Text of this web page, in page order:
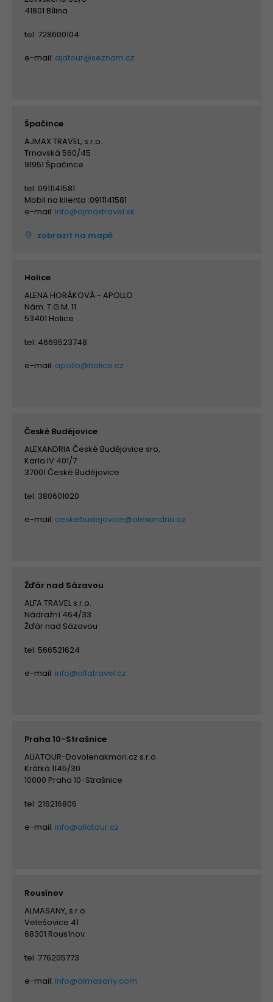
41801 Bílina
tel: 728600104
e-mail: ajatour@seznam.cz
Špačince
AJMAX TRAVEL, s.r.o.
Trnavská 560/45
91951 Špačince
tel: 0911141581
Mobil na klienta :0911141581
e-mail: info@ajmaxtravel.sk
zobrazit na mapě
Holice
ALENA HORÁKOVÁ - APOLLO
Nám. T.G.M. 11
53401 Holice
tel: 4669523748
e-mail: apollo@holice.cz
České Budéjovice
ALEXANDRIA České Budějovice sro,
Karla IV 401/7
37001 České Budéjovice
tel: 380601020
e-mail: ceskebudejovice@alexandria.cz
Žďár nad Sázavou
ALFA TRAVEL s.r.o.
Nádražní 464/33
Žďár nad Sázavou
tel: 566521624
e-mail: info@alfatravel.cz
Praha 10-Strašnice
ALIATOUR-Dovolenakmori.cz s.r.o.
Krátká 1145/30
10000 Praha 10-Strašnice
tel: 216216806
e-mail: info@aliatour.cz
Rousínov
ALMASANY, s.r.o.
Velešovice 41
68301 Rousínov
tel: 776205773
e-mail: info@almasany.com